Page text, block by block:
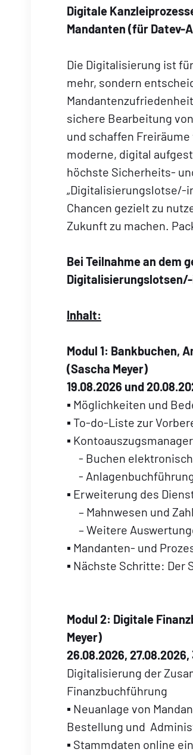
Digitale
Mandanten (für Datev-
Die Digitalisierung ist
mehr, sondern
sichere Bearbeitung
und schaffen
moderne, digital
höchste Sicherheits-
„Digitalisierungslotse/-
Chancen gezielt zu
Zukunft zu machen.
Bei Teilnahme an dem
Inhalt:
Modul 1: Bankbuchen,
(Sascha Meyer)
19.08.2026 und
▪ Möglichkeiten und
▪ To-do-Liste zur
▪ Kontoauszugsmanager
- Buchen
-
▪ Erweiterung des
– Mahnwesen und
– Weitere
▪ Mandanten- und
▪ Nächste Schritte: Der
Modul 2: Digitale
Meyer)
26.08.2026,
Digitalisierung der
Finanzbuchführung
▪ Neuanlage von
Bestellung und
▪ Stammdaten online